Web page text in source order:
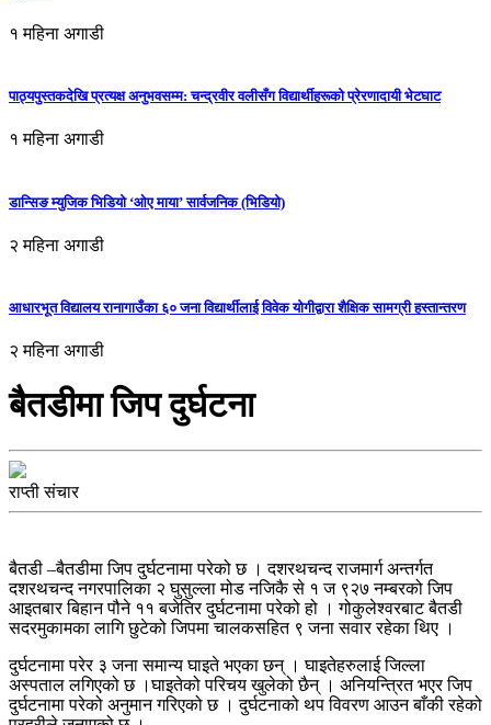
१ महिना अगाडी
पाठ्यपुस्तकदेखि प्रत्यक्ष अनुभवसम्म: चन्द्रवीर वलीसँग विद्यार्थीहरूको प्रेरणादायी भेटघाट
१ महिना अगाडी
डान्सिङ म्युजिक भिडियो ‘ओए माया’ सार्वजनिक (भिडियो)
२ महिना अगाडी
आधारभूत विद्यालय रानागाउँका ६० जना विद्यार्थीलाई विवेक योगीद्वारा शैक्षिक सामग्री हस्तान्तरण
२ महिना अगाडी
बैतडीमा जिप दुर्घटना
राप्ती संचार
बैतडी –बैतडीमा जिप दुर्घटनामा परेको छ । दशरथचन्द राजमार्ग अन्तर्गत
दशरथचन्द नगरपालिका २ घुसुल्ला मोड नजिकै से १ ज ९२७ नम्बरको जिप
आइतबार बिहान पौने ११ बजेतिर दुर्घटनामा परेको हो । गोकुलेश्वरबाट बैतडी
सदरमुकामका लागि छुटेको जिपमा चालकसहित ९ जना सवार रहेका थिए ।
दुर्घटनामा परेर ३ जना समान्य घाइते भएका छन् । घाइतेहरुलाई जिल्ला
अस्पताल लगिएको छ ।घाइतेको परिचय खुलेको छैन् । अनियन्त्रित भएर जिप
दुर्घटनामा परेको अनुमान गरिएको छ । दुर्घटनाको थप विवरण आउन बाँकी रहेको